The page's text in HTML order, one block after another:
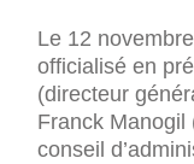
Le 12
officialisé en
(directeur
Franck Manogil
conseil